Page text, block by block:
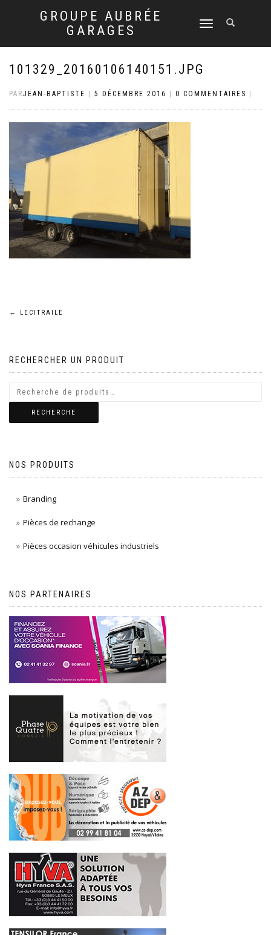
GROUPE AUBRÉE
GARAGES
DÉPLIER
NAVIGATION
101329_20160106140151.JPG
PARJEAN-BAPTISTE 5 DÉCEMBRE 2016 0 COMMENTAIRES
Navigation
l’article
← LECITRAILE
RECHERCHER UN PRODUIT
RECHERCHE
NOS PRODUITS
Branding
Pièces de rechange
Pièces occasion véhicules industriels
NOS PARTENAIRES